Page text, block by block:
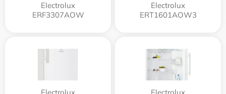
Electrolux
ERF3307AOW
Electrolux
ERT1601AOW3